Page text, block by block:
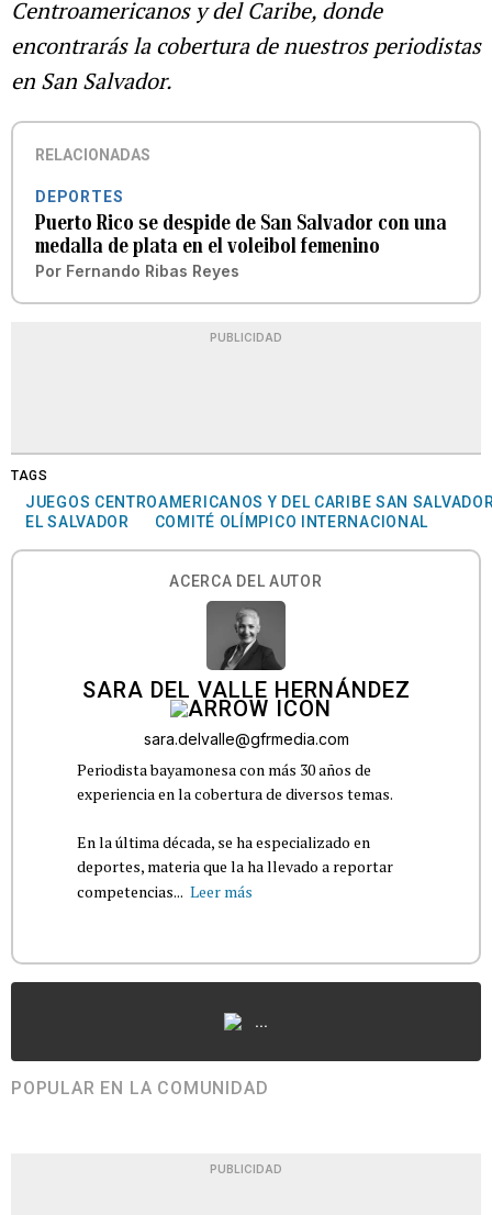
Centroamericanos y del Caribe, donde
encontrarás la cobertura de nuestros periodistas
en San Salvador.
RELACIONADAS
DEPORTES
Puerto Rico se despide de San Salvador con una
medalla de plata en el voleibol femenino
Por Fernando Ribas Reyes
PUBLICIDAD
TAGS
JUEGOS CENTROAMERICANOS Y DEL CARIBE SAN
EL SALVADOR
COMITÉ OLÍMPICO INTERNACIONAL
ACERCA DEL AUTOR
SARA DEL VALLE HERNÁNDEZ
sara.delvalle@gfrmedia.com
Periodista bayamonesa con más 30 años de
experiencia en la cobertura de diversos temas.
En la última década, se ha especializado en
deportes, materia que la ha llevado a reportar
competencias... Leer más
...
POPULAR EN LA COMUNIDAD
PUBLICIDAD